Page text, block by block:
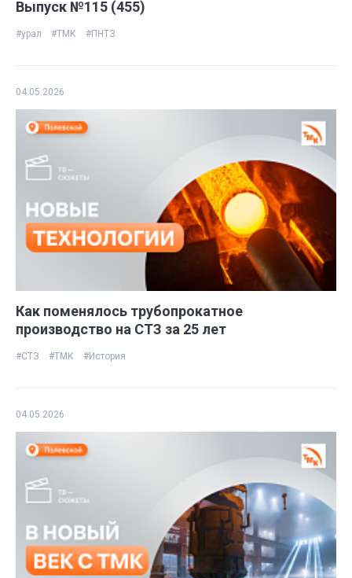
Выпуск №115 (455)
#урал #ТМК #ПНТЗ
04.05.2026
Как поменялось трубопрокатное
производство на СТЗ за 25 лет
#СТЗ #ТМК #История
04.05.2026